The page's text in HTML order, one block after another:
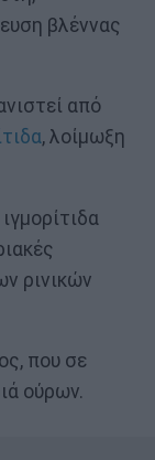
βλέννας
από
, λοίμωξη
ρινικών
που σε
ούρων.